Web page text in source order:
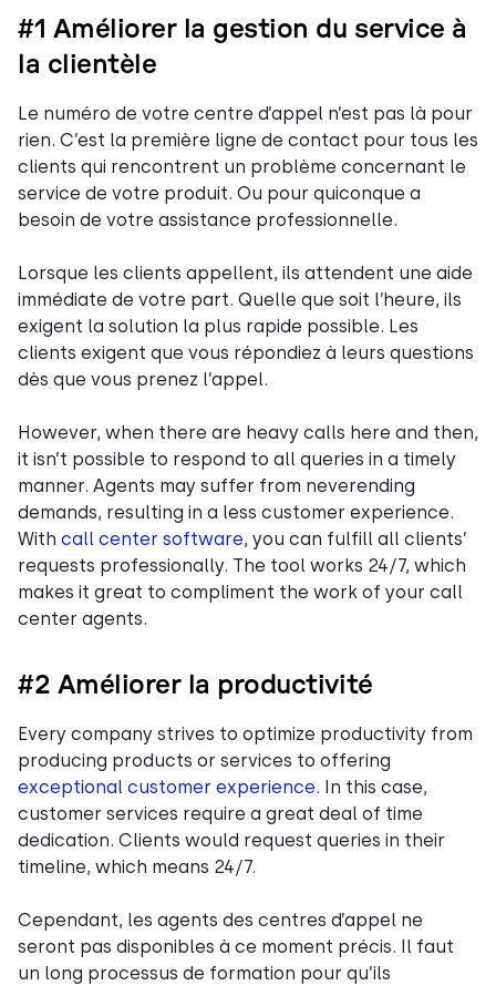
#1 Améliorer la gestion du service à
la clientèle
Le numéro de votre centre d’appel n’est pas là pour
rien. C’est la première ligne de contact pour tous les
clients qui rencontrent un problème concernant le
service de votre produit. Ou pour quiconque a
besoin de votre assistance professionnelle.
Lorsque les clients appellent, ils attendent une aide
immédiate de votre part. Quelle que soit l’heure, ils
exigent la solution la plus rapide possible. Les
clients exigent que vous répondiez à leurs questions
dès que vous prenez l’appel.
However, when there are heavy calls here and then,
it isn’t possible to respond to all queries in a timely
manner. Agents may suffer from neverending
demands, resulting in a less customer experience.
With call center software, you can fulfill all clients’
requests professionally. The tool works 24/7, which
makes it great to compliment the work of your call
center agents.
#2 Améliorer la productivité
Every company strives to optimize productivity from
producing products or services to offering
exceptional customer experience. In this case,
customer services require a great deal of time
dedication. Clients would request queries in their
timeline, which means 24/7.
Cependant, les agents des centres d’appel ne
seront pas disponibles à ce moment précis. Il faut
un long processus de formation pour qu’ils